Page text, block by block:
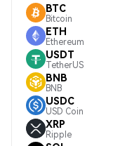
BTC
Bitcoin
ETH
Ethereum
USDT
TetherUS
BNB
BNB
USDC
USD Coin
XRP
Ripple